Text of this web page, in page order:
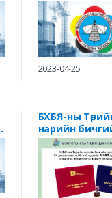
ний өдрийн А/
дугаар
2023-04-25
БХБЯ-ны
нарийн
даргын 2022
дүгээр сарын
өдрийн А/103 дугаар
тушаал